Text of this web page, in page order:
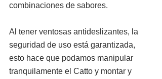
combinaciones de sabores.
Al tener ventosas antideslizantes, la
seguridad de uso está garantizada,
esto hace que podamos manipular
tranquilamente el Catto y montar y